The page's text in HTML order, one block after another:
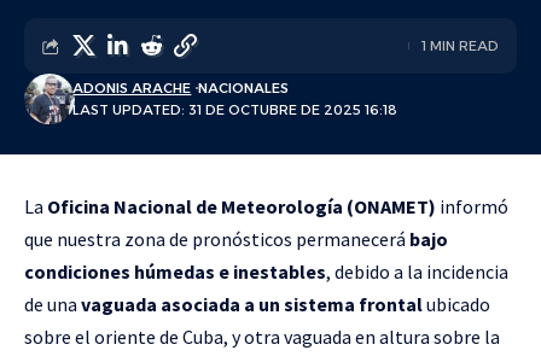
LAST UPDATED: 31 DE OCTUBRE DE 2025 16:18
ADONIS ARACHE NACIONALES
1 MIN READ
La Oficina Nacional de Meteorología (ONAMET) informó
que nuestra zona de pronósticos permanecerá bajo
condiciones húmedas e inestables, debido a la incidencia
de una vaguada asociada a un sistema frontalubicado
sobre el oriente de Cuba, y otra vaguada en altura sobre la